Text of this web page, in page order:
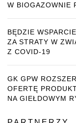
W BIOGAZOWNIE
BĘDZIE
ZA STRATY W
Z COVID-19
GK GPW
OFERTĘ
NA GIEŁDOWYM